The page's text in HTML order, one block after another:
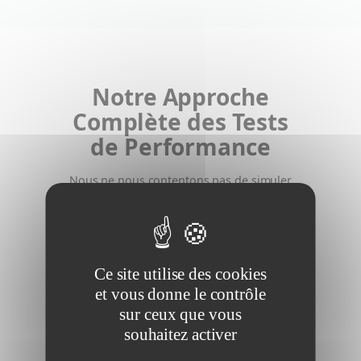
Notre Approche
Complète des Tests
de Performance
Nous ne nous contentons pas de simuler
le comportement de votre application
pour anticiper l’avenir.
Test de Charge
Nous simulons un trafic réaliste
Ce site utilise des cookies
et vous donne le contrôle
sur ceux que vous
souhaitez activer